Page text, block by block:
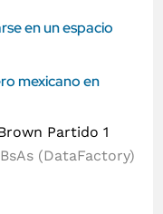
en un espacio
mexicano en
BsAs (DataFactory)